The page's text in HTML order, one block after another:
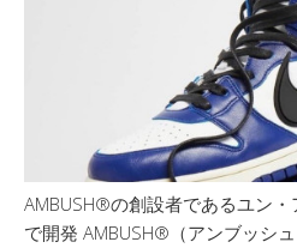
AMBUSH®の創設者であるユン・
で開発 AMBUSH®（アンブッシュ